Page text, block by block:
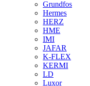
Grundfos
Hermes
HERZ
HME
IMI
JAFAR
K-FLEX
KERMI
LD
Luxor